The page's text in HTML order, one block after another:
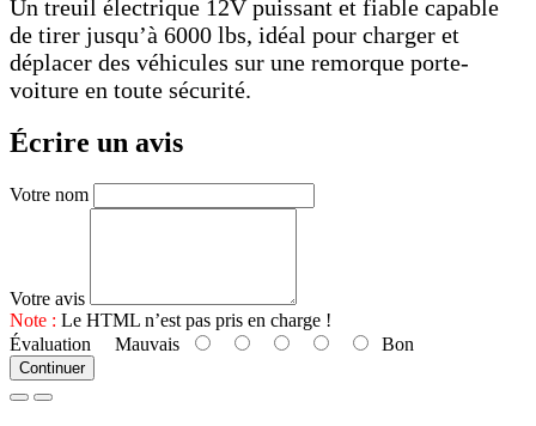
Un treuil électrique 12V puissant et fiable capable
de tirer jusqu’à 6000 lbs, idéal pour charger et
déplacer des véhicules sur une remorque porte-
voiture en toute sécurité.
Écrire un avis
Votre nom
Votre avis
Note : Le HTML n’est pas pris en charge !
Évaluation Mauvais Bon
Continuer